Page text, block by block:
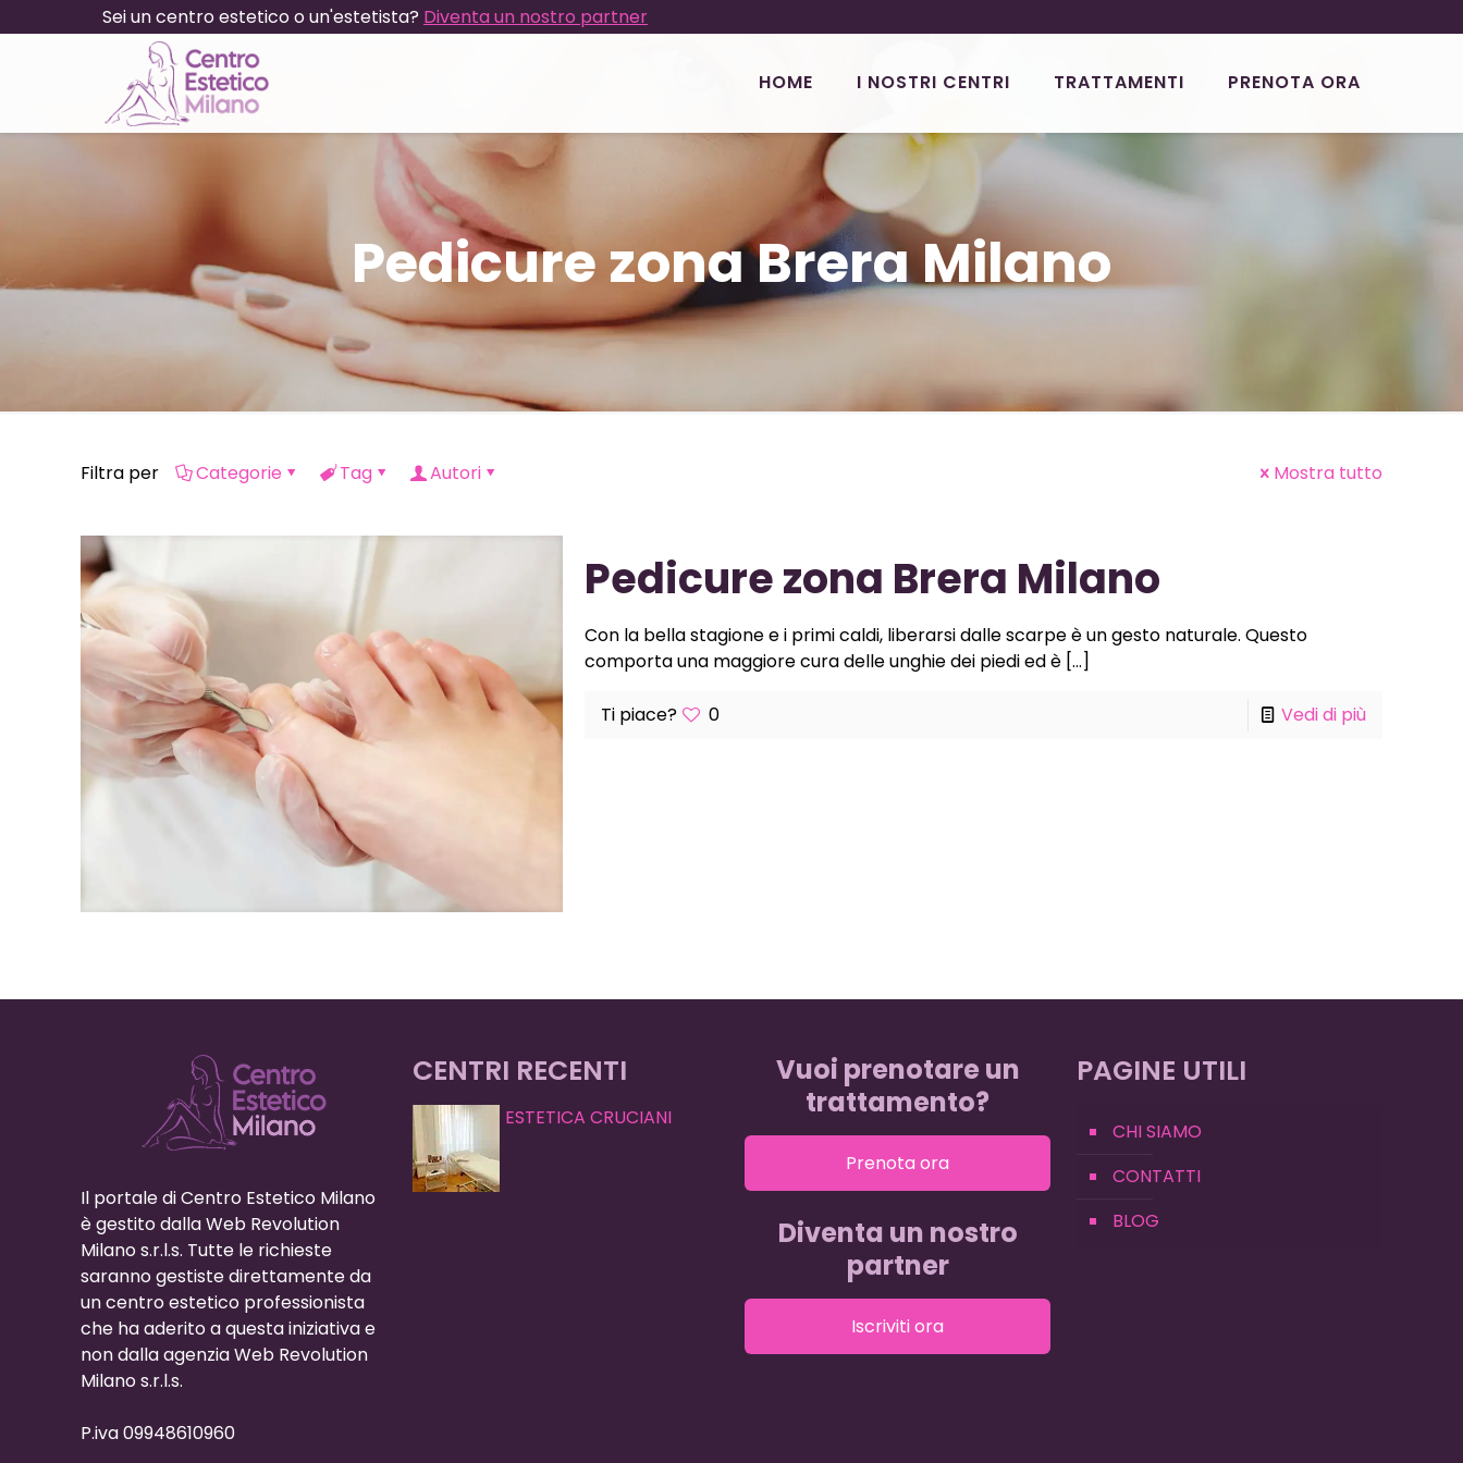
Sei un centro estetico o un'estetista? Diventa un nostro partner
HOME I NOSTRI CENTRI TRATTAMENTI PRENOTA ORA
Pedicure zona Brera Milano
Filtra per Categorie Tag Autori Mostra tutto
Pedicure zona Brera Milano
Con la bella stagione e i primi caldi, liberarsi dalle scarpe è un gesto naturale. Questo
comporta una maggiore cura delle unghie dei piedi ed è[…]
Ti piace? 0 Vedi di più
Il portale di Centro Estetico Milano
è gestito dalla Web Revolution
Milano s.r.l.s. Tutte le richieste
saranno gestiste direttamente da
un centro estetico professionista
che ha aderito a questa iniziativa e
non dalla agenzia Web Revolution
Milano s.r.l.s.
P.iva 09948610960
CENTRI RECENTI
ESTETICA CRUCIANI
Vuoi prenotare un
trattamento?
Prenota ora
Diventa un nostro
partner
Iscriviti ora
PAGINE UTILI
CHI SIAMO
CONTATTI
BLOG